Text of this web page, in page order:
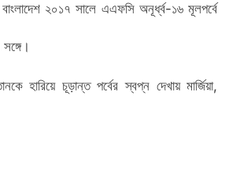
বাংলাদেশ ২০১৭ সালে এএফসি অনূর্ধ্ব-১৬ মূলপর্বে
হারিয়ে চূড়ান্ত পর্বের স্বপ্ন দেখায় মার্জিয়া,